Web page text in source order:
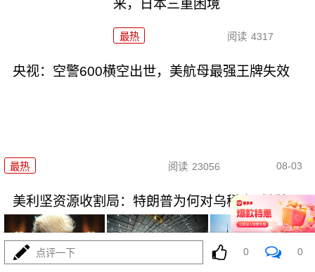
来，日本三重困境
最热 阅读 4317
央视：空警600横空出世，美航母最强王牌失效
最热 阅读 23056 08-03
美利坚资源收割局：特朗普为何对乌稀土\"摊牌\"
点评一下 0 0